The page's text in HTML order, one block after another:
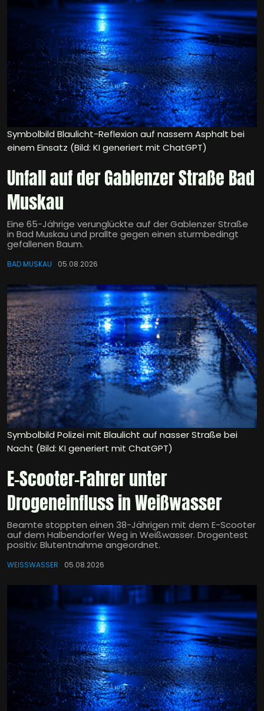
Symbolbild Blaulicht-Reflexion auf nassem Asphalt bei
einem Einsatz (Bild: KI generiert mit ChatGPT)
Unfall auf der Gablenzer Straße Bad
Muskau
Eine 65-Jährige verunglückte auf der Gablenzer Straße
in Bad Muskau und prallte gegen einen sturmbedingt
gefallenen Baum.
BAD MUSKAU 05.08.2026
Symbolbild Polizei mit Blaulicht auf nasser Straße bei
Nacht (Bild: KI generiert mit ChatGPT)
E-Scooter-Fahrer unter
Drogeneinfluss in Weißwasser
Beamte stoppten einen 38-Jährigen mit dem E-Scooter
auf dem Halbendorfer Weg in Weißwasser. Drogentest
positiv: Blutentnahme angeordnet.
WEISSWASSER 05.08.2026